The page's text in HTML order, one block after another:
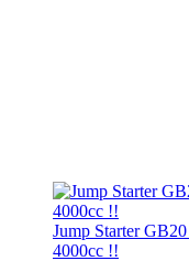
Jump Starter
4000cc !!